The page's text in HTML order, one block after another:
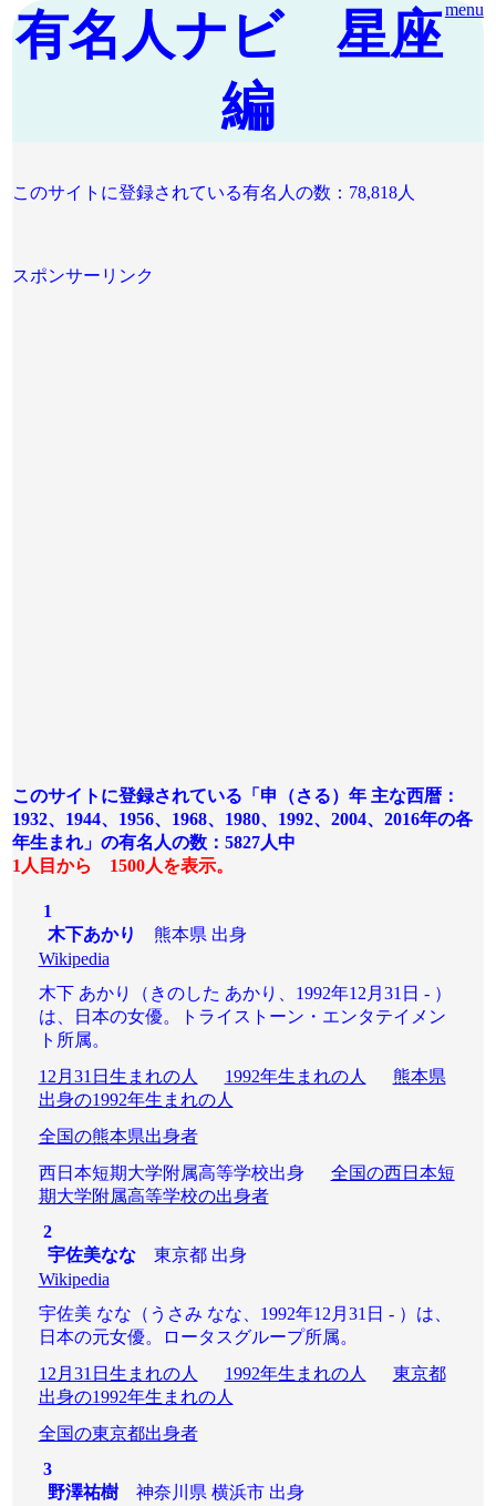
menu
有名人ナビ 星座
編
このサイトに登録されている有名人の数：78,818人
スポンサーリンク
このサイトに登録されている「申（さる）年 主な西暦：
1932、1944、1956、1968、1980、1992、2004、2016年の各
年生まれ」の有名人の数：5827人中
1人目から 1500人を表示。
1
木下あかり
熊本県 出身
Wikipedia
木下 あかり（きのした あかり、1992年12月31日 - ）
は、日本の女優。トライストーン・エンタテイメン
ト所属。
12月31日生まれの人
1992年生まれの人
熊本県
出身の1992年生まれの人
全国の熊本県出身者
西日本短期大学附属高等学校出身 全国の西日本短
期大学附属高等学校の出身者
2
宇佐美なな東京都 出身
Wikipedia
宇佐美 なな（うさみ なな、1992年12月31日 - ）は、
日本の元女優。ロータスグループ所属。
12月31日生まれの人
1992年生まれの人
東京都
出身の1992年生まれの人
全国の東京都出身者
3
野澤祐樹神奈川県 横浜市 出身